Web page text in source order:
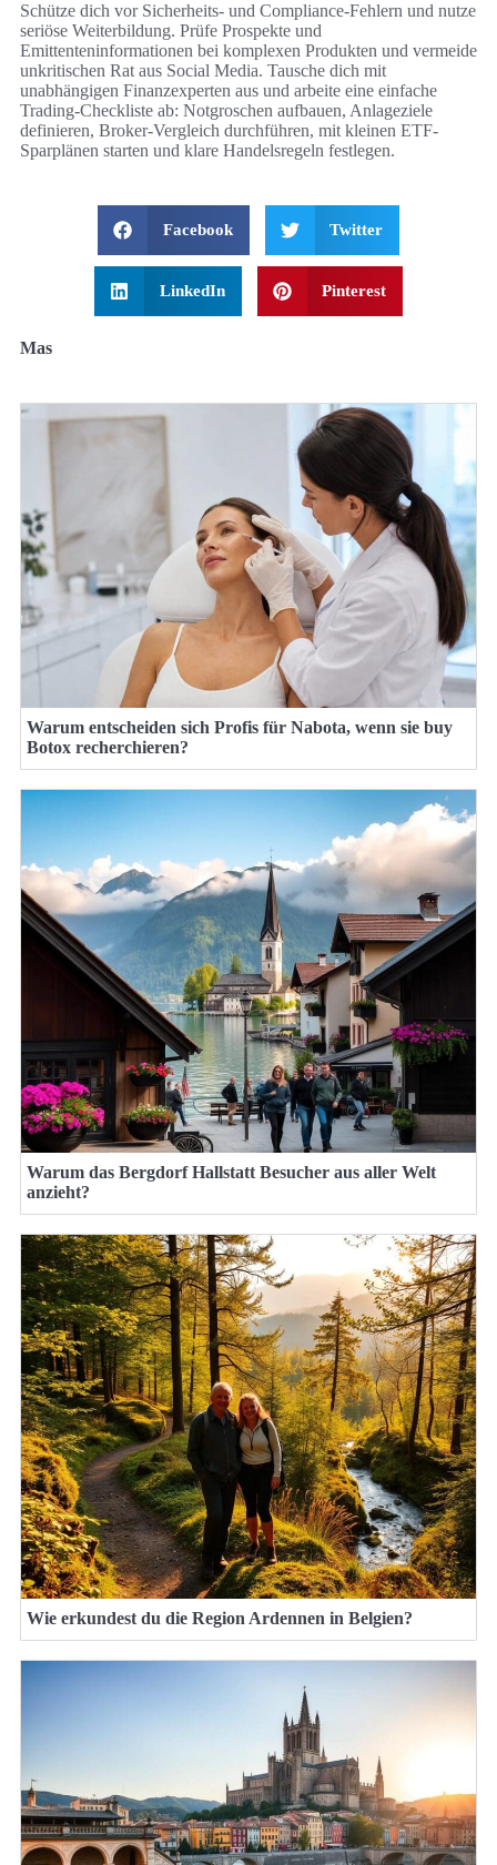
Schütze dich vor Sicherheits- und Compliance-Fehlern und nutze
seriöse Weiterbildung. Prüfe Prospekte und
Emittenteninformationen bei komplexen Produkten und vermeide
unkritischen Rat aus Social Media. Tausche dich mit
unabhängigen Finanzexperten aus und arbeite eine einfache
Trading-Checkliste ab: Notgroschen aufbauen, Anlageziele
definieren, Broker-Vergleich durchführen, mit kleinen ETF-
Sparplänen starten und klare Handelsregeln festlegen.
Facebook Twitter
LinkedIn Pinterest
Mas
Warum entscheiden sich Profis für Nabota, wenn sie buy
Botox recherchieren?
Warum das Bergdorf Hallstatt Besucher aus aller Welt
anzieht?
Wie erkundest du die Region Ardennen in Belgien?